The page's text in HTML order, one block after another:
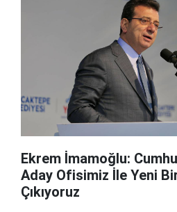
Ekrem İmamoğlu:
Aday Ofisimiz İle Yeni
Çıkıyoruz